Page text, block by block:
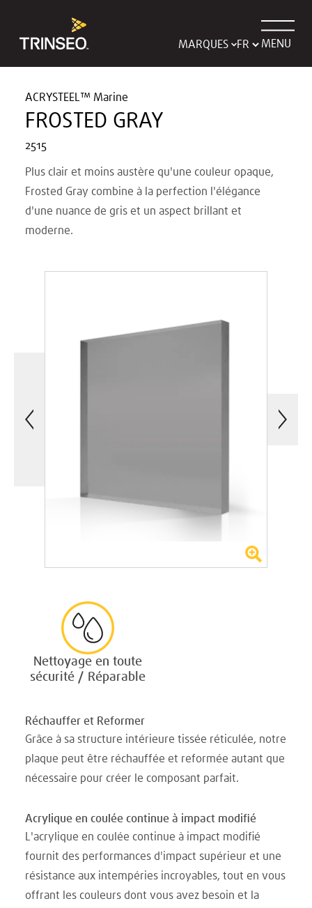
MARQUES MENU
ACRYSTEEL™ Marine
FROSTED GRAY
2515
Plus clair et moins austère qu'une couleur opaque,
Frosted Gray combine à la perfection l'élégance
d'une nuance de gris et un aspect brillant et
moderne.
Nettoyage en toute
sécurité / Réparable
Réchauffer et Reformer
Grâce à sa structure intérieure tissée réticulée, notre
plaque peut être réchauffée et reformée autant que
nécessaire pour créer le composant parfait.
Acrylique en coulée continue à impact modifié
L'acrylique en coulée continue à impact modifié
fournit des performances d'impact supérieur et une
résistance aux intempéries incroyables, tout en vous
offrant les couleurs dont vous avez besoin et la